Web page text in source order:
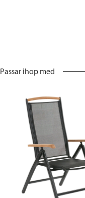
Passar ihop med